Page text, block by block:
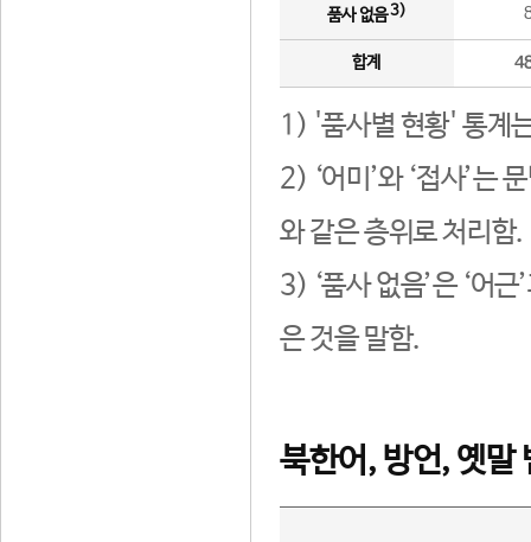
품사 없음3)
합계
1) '품사별 현황' 통계
2) ‘어미’와 ‘접사’는
와 같은 층위로 처리함.
3) ‘품사 없음’은 ‘어
은 것을 말함.
북한어, 방언, 옛말